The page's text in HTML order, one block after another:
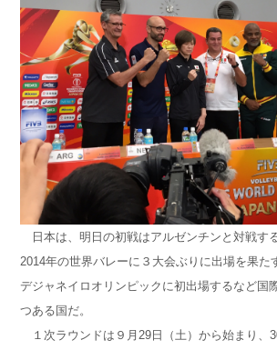
日本は、明日の初戦はアルゼンチンと対戦す
2014年の世界バレーに３大会ぶりに出場を果た
デジャネイロオリンピックに初出場するなど国
つある国だ。
１次ラウンドは９月29日（土）から始まり、